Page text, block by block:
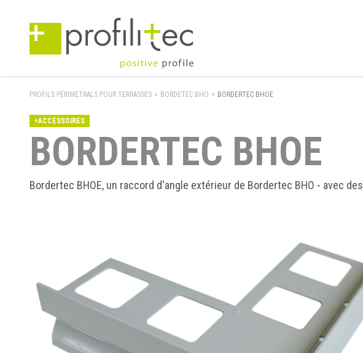
PROFILS PÉRIMETRALS POUR TERRASSES > BORDETEC BHO > BORDERTEC BHOE
+ACCESSOIRES
BORDERTEC BHOE
Bordertec BHOE, un raccord d'angle extérieur de Bordertec BHO - avec